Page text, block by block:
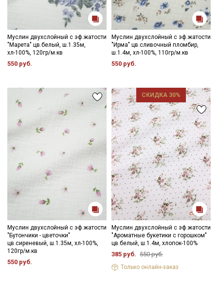
Муслин двухслойный с эф.жатости
"Марета" цв.белый, ш.1.35м,
хл-100%, 120гр/м.кв
550 руб.
Муслин двухслойный с эф.жатости
"Ирма" цв.сливочный пломбир,
ш.1.4м, хл-100%, 110гр/м.кв
550 руб.
Муслин двухслойный с эф.жатости
"Бутончики - цветочки"
цв.сиреневый, ш.1.35м, хл-100%,
120гр/м.кв
550 руб.
СКИДКА 30%
Муслин двухслойный с эф.жатости
"Ароматные букетики с горошком"
цв.белый, ш.1.4м, хлопок-100%
385 руб. 550 руб.
Только онлайн-заказ